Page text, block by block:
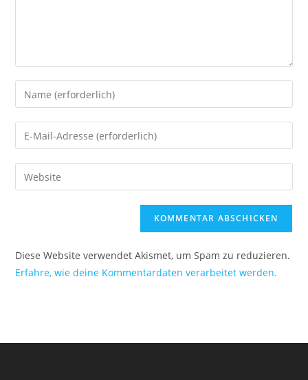
Diese Website verwendet Akismet, um Spam zu reduzieren.
Erfahre, wie deine Kommentardaten verarbeitet werden.